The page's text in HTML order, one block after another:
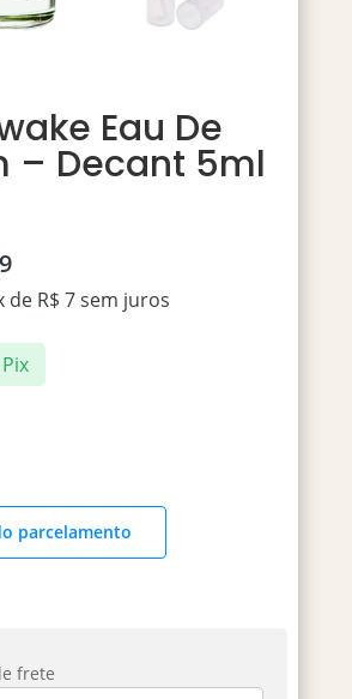
Eau De
– Decant 5ml
de R$ 7sem juros
parcelamento
frete